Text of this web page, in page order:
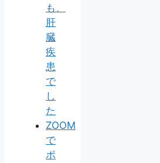
も、
肝
臓
疾
患
で
し
た
ZOOM
で
ポ